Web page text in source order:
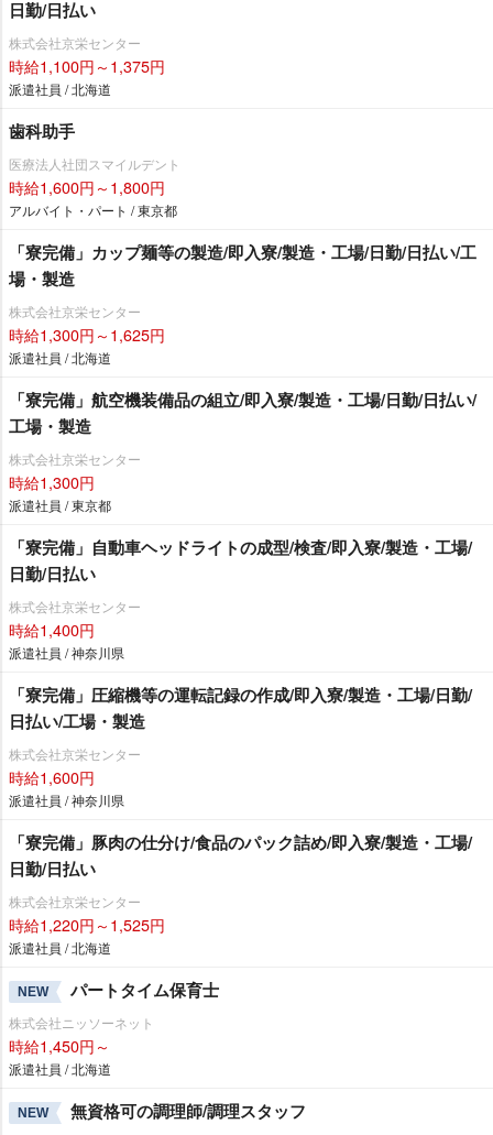
日勤/日払い
株式会社京栄センター
時給1,100円～1,375円
派遣社員 / 北海道
歯科助手
医療法人社団スマイルデント
時給1,600円～1,800円
アルバイト・パート / 東京都
「寮完備」カップ麺等の製造/即入寮/製造・工場/日勤/日払い/工
場・製造
株式会社京栄センター
時給1,300円～1,625円
派遣社員 / 北海道
「寮完備」航空機装備品の組立/即入寮/製造・工場/日勤/日払い/
工場・製造
株式会社京栄センター
時給1,300円
派遣社員 / 東京都
「寮完備」自動車ヘッドライトの成型/検査/即入寮/製造・工場/
日勤/日払い
株式会社京栄センター
時給1,400円
派遣社員 / 神奈川県
「寮完備」圧縮機等の運転記録の作成/即入寮/製造・工場/日勤/
日払い/工場・製造
株式会社京栄センター
時給1,600円
派遣社員 / 神奈川県
「寮完備」豚肉の仕分け/食品のパック詰め/即入寮/製造・工場/
日勤/日払い
株式会社京栄センター
時給1,220円～1,525円
派遣社員 / 北海道
NEW パートタイム保育士
株式会社ニッソーネット
時給1,450円～
派遣社員 / 北海道
NEW 無資格可の調理師/調理スタッフ